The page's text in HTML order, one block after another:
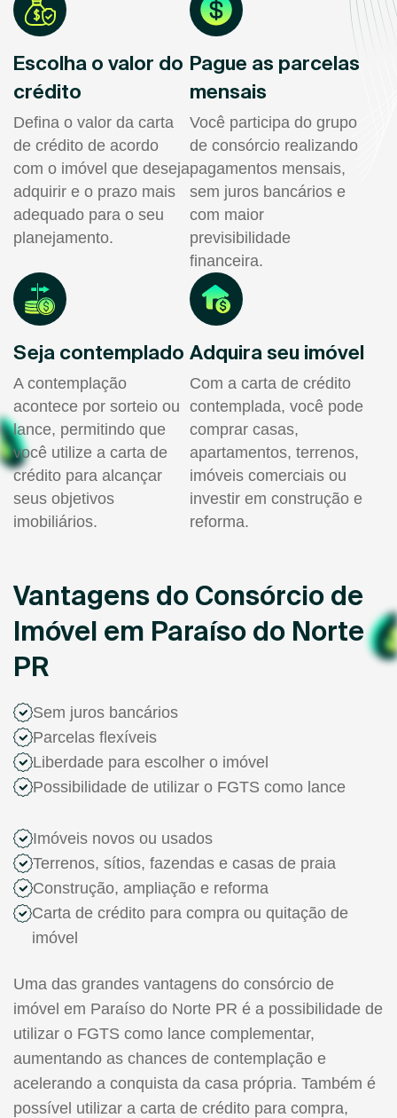
Escolha o valor do
crédito
Defina o valor da carta
de crédito de acordo
com o imóvel que deseja
adquirir e o prazo mais
adequado para o seu
planejamento.
Pague as parcelas
mensais
Você participa do grupo
de consórcio realizando
pagamentos mensais,
sem juros bancários e
com maior
previsibilidade
financeira.
Seja contemplado
A contemplação
acontece por sorteio ou
lance, permitindo que
você utilize a carta de
crédito para alcançar
seus objetivos
imobiliários.
Adquira seu imóvel
Com a carta de crédito
contemplada, você pode
comprar casas,
apartamentos, terrenos,
imóveis comerciais ou
investir em construção e
reforma.
Vantagens do Consórcio de
Imóvel em Paraíso do Norte
PR
Sem juros bancários
Parcelas flexíveis
Liberdade para escolher o imóvel
Possibilidade de utilizar o FGTS como lance
Imóveis novos ou usados
Terrenos, sítios, fazendas e casas de praia
Construção, ampliação e reforma
Carta de crédito para compra ou quitação de
imóvel
Uma das grandes vantagens do consórcio de
imóvel em Paraíso do Norte PR é a possibilidade de
utilizar o FGTS como lance complementar,
aumentando as chances de contemplação e
acelerando a conquista da casa própria. Também é
possível utilizar a carta de crédito para compra,